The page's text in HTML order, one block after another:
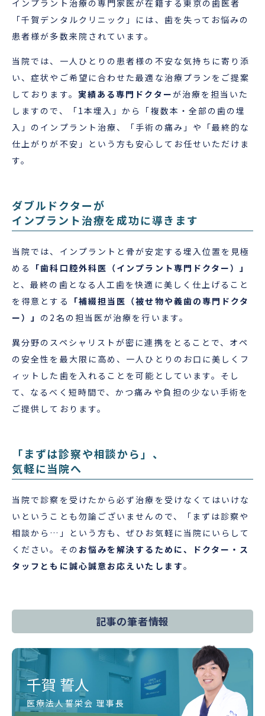
インプラント治療の専門家医が在籍する東京の歯医者
「千賀デンタルクリニック」には、歯を失ってお悩みの
患者様が多数来院されています。
当院では、一人ひとりの患者様の不安な気持ちに寄り添
い、症状やご希望に合わせた最適な治療プランをご提案
しております。 実績ある専門ドクターが治療を担当いた
しますので、「1本埋入」から「複数本・全部の歯の埋
入」のインプラント治療、「手術の痛み」や「最終的な
仕上がりが不安」という方も安心してお任せいただけま
す。
ダブルドクターが
インプラント治療を成功に導きます
当院では、インプラントと骨が安定する埋入位置を見極
める
「歯科口腔外科医（インプラント専門ドクター）」
と、最終の歯となる人工歯を快適に美しく仕上げること
を得意とする
「補綴担当医（被せ物や義歯の専門ドクタ
ー）」 の2名の担当医が治療を行います。
異分野のスペシャリストが密に連携をとることで、オペ
の安全性を最大限に高め、一人ひとりのお口に美しくフ
ィットした歯を入れることを可能としています。そし
て、なるべく短時間で、かつ痛みや負担の少ない手術を
ご提供しております。
「まずは診察や相談から」、
気軽に当院へ
当院で診察を受けたから必ず治療を受けなくてはいけな
いということも勿論ございませんので、「まずは診察や
相談から…」という方も、ぜひお気軽に当院にいらして
ください。その お悩みを解決するために、ドクター・ス
タッフともに誠心誠意お応えいたします。
記事の筆者情報
千賀 誓人
医療法人誓栄会 理事長